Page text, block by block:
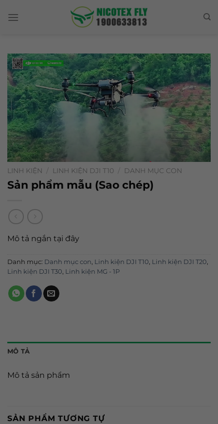
LINH KIỆN / LINH KIỆN DJI T10 / DANH MỤC CON
Sản phẩm mẫu (Sao chép)
Mô tả ngắn tại đây
Danh mục: Danh mục con, Linh kiện DJI T10, Linh kiện DJI T20,
Linh kiện DJI T30, Linh kiện MG - 1P
MÔ TẢ
Mô tả sản phẩm
SẢN PHẨM TƯƠNG TỰ